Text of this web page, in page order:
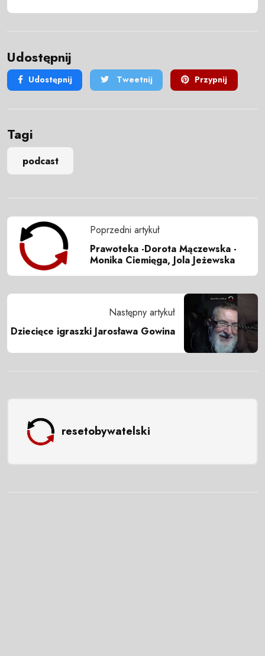
Udostępnij
Udostępnij Tweetnij Przypnij
Tagi
podcast
Poprzedni artykuł
Prawoteka -Dorota Mączewska -
Monika Ciemięga, Jola Jeżewska
Następny artykuł
Dziecięce igraszki Jarosława Gowina
resetobywatelski